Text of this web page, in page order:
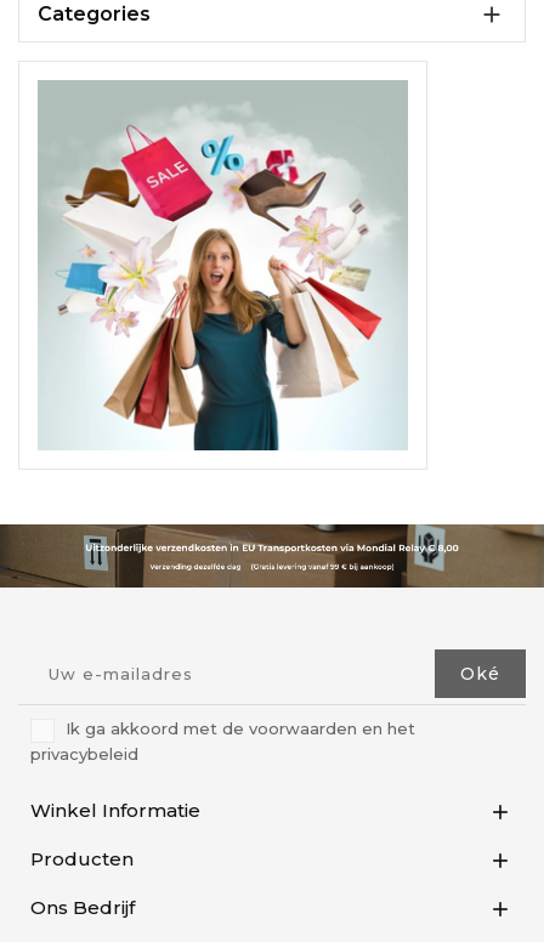
Categories 
Ik ga akkoord met de voorwaarden en het
privacybeleid
Winkel Informatie 
Producten 
Ons Bedrijf 